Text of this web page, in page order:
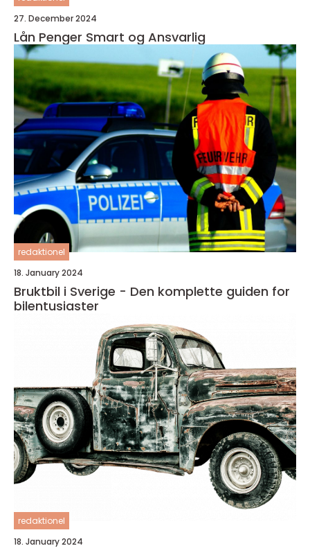
27. December 2024
Lån Penger Smart og Ansvarlig
redaktionel
18. January 2024
Bruktbil i Sverige - Den komplette guiden for
bilentusiaster
redaktionel
18. January 2024